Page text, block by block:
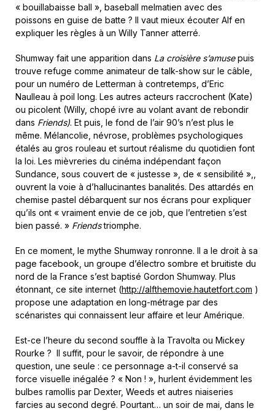
« bouillabaisse ball », baseball melmatien avec des
poissons en guise de batte ? Il vaut mieux écouter Alf en
expliquer les règles à un Willy Tanner atterré.
Shumway fait une apparition dans La croisière s’amusepuis
trouve refuge comme animateur de talk-show sur le câble,
pour un numéro de Letterman à contretemps, d’Eric
Naulleau à poil long. Les autres acteurs raccrochent (Kate)
ou picolent (Willy, chopé ivre au volant avant de rebondir
dans Friends). Et puis, le fond de l’air 90’s n’est plus le
même. Mélancolie, névrose, problèmes psychologiques
étalés au gros rouleau et surtout réalisme du quotidien font
la loi. Les mièvreries du cinéma indépendant façon
Sundance, sous couvert de « justesse », de « sensibilité »,,
ouvrent la voie à d’hallucinantes banalités. Des attardés en
chemise pastel débarquent sur nos écrans pour expliquer
qu’ils ont « vraiment envie de ce job, que l’entretien s’est
bien passé. » Friendstriomphe.
En ce moment, le mythe Shumway ronronne. Il a le droit à sa
page facebook, un groupe d’électro sombre et bruitiste du
nord de la France s’est baptisé Gordon Shumway. Plus
étonnant, ce site internet (http://alfthemovie.hautetfort.com )
propose une adaptation en long-métrage par des
scénaristes qui connaissent leur affaire et leur Amérique.
Est-ce l’heure du second souffle à la Travolta ou Mickey
Rourke ? Il suffit, pour le savoir, de répondre à une
question, une seule : ce personnage a-t-il conservé sa
force visuelle inégalée ? « Non ! », hurlent évidemment les
bulbes ramollis par Dexter, Weeds et autres niaiseries
farcies au second degré. Pourtant… un soir de mai, dans le